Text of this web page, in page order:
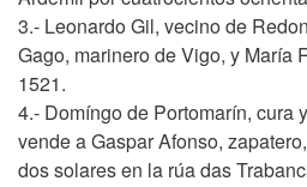
3.- Leonardo Gil, vecino de
Gago, marinero de Vigo, y María
1521.
4.- Domíngo de Portomarín, cura
vende a Gaspar Afonso,
dos solares en la rúa das